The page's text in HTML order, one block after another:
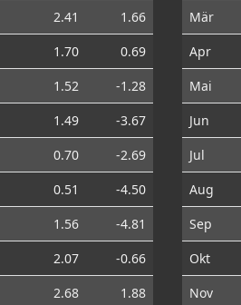
2.41
1.66
1.70
0.69
1.52
-1.28
1.49
-3.67
0.70
-2.69
0.51
-4.50
1.56
-4.81
2.07
-0.66
2.68 1.88
Mär
Apr
Mai
Jun
Jul
Aug
Sep
Okt
Nov